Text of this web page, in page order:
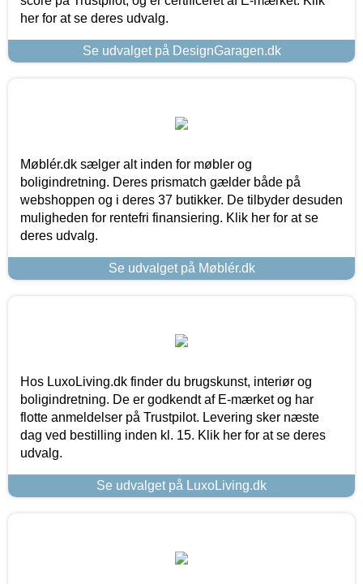
her for at se deres udvalg.
Se udvalget på DesignGaragen.dk
Møblér.dk sælger alt inden for møbler og
boligindretning. Deres prismatch gælder både på
webshoppen og i deres 37 butikker. De tilbyder desuden
muligheden for rentefri finansiering. Klik her for at se
deres udvalg.
Se udvalget på Møblér.dk
Hos LuxoLiving.dk finder du brugskunst, interiør og
boligindretning. De er godkendt af E-mærket og har
flotte anmeldelser på Trustpilot. Levering sker næste
dag ved bestilling inden kl. 15. Klik her for at se deres
udvalg.
Se udvalget på LuxoLiving.dk